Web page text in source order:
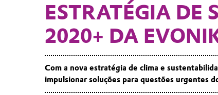
ESTRATÉGIA DE
2020+ DA
Com a nova estratégia de clima e
impulsionar soluções para questões urgentes